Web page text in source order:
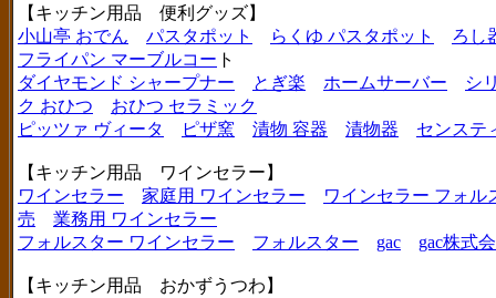
【キッチン用品 便利グッズ】
小山亭 おでん
パスタポット らくゆ パスタポット
ろし
フライパン マーブルコー ト
ダイヤモンド シャープナー
とぎ楽 ホームサーバー
シ
ク おひつ
おひつ セラミック
ピッツァ ヴィータ
ピザ窯 漬物 容器 漬物器 センステ
【キッチン用品 ワインセラー】
ワインセラー
家庭用 ワインセラー
ワインセラー フォル
売
業務用 ワインセラー
フォルスター ワインセラー
フォルスター gac gac株式
【キッチン用品 おかずうつわ】